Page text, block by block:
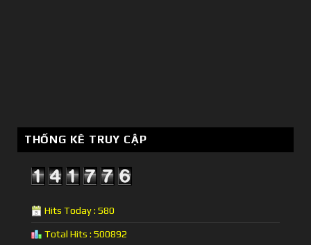
THỐNG KÊ TRUY CẬP
Hits Today : 580
Total Hits : 500892